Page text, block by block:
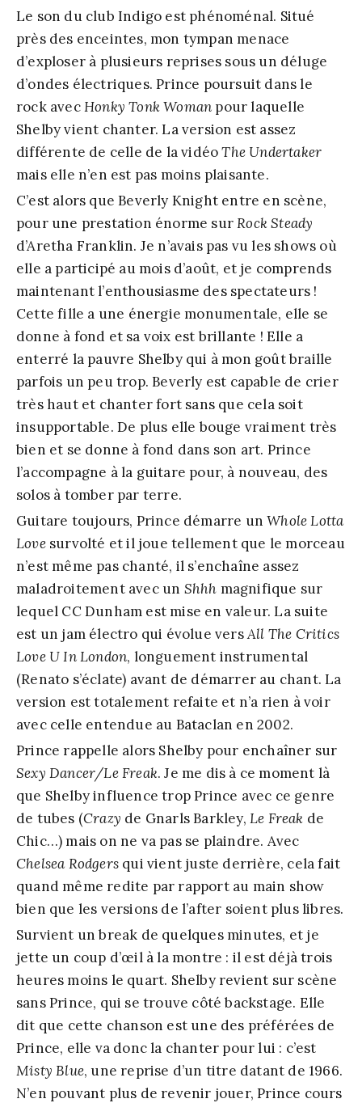
Le son du club Indigo est phénoménal. Situé
près des enceintes, mon tympan menace
d’exploser à plusieurs reprises sous un déluge
d’ondes électriques. Prince poursuit dans le
rock avecHonky Tonk Woman pour laquelle
Shelby vient chanter. La version est assez
différente de celle de la vidéoThe Undertaker
mais elle n’en est pas moins plaisante.
C’est alors que Beverly Knight entre en scène,
pour une prestation énorme surRock Steady
d’Aretha Franklin. Je n’avais pas vu les shows où
elle a participé au mois d’août, et je comprends
maintenant l’enthousiasme des spectateurs !
Cette fille a une énergie monumentale, elle se
donne à fond et sa voix est brillante ! Elle a
enterré la pauvre Shelby qui à mon goût braille
parfois un peu trop. Beverly est capable de crier
très haut et chanter fort sans que cela soit
insupportable. De plus elle bouge vraiment très
bien et se donne à fond dans son art. Prince
l’accompagne à la guitare pour, à nouveau, des
solos à tomber par terre.
Guitare toujours, Prince démarre unWhole Lotta
Lovesurvolté et il joue tellement que le morceau
n’est même pas chanté, il s’enchaîne assez
maladroitement avec un Shhh magnifique sur
lequel CC Dunham est mise en valeur. La suite
est un jam électro qui évolue versAll The Critics
Love U In London, longuement instrumental
(Renato s’éclate) avant de démarrer au chant. La
version est totalement refaite et n’a rien à voir
avec celle entendue au Bataclan en 2002.
Prince rappelle alors Shelby pour enchaîner sur
Sexy Dancer/Le Freak. Je me dis à ce moment là
que Shelby influence trop Prince avec ce genre
de tubes (Crazy de Gnarls Barkley, Le Freak de
Chic…) mais on ne va pas se plaindre. Avec
Chelsea Rodgers qui vient juste derrière, cela fait
quand même redite par rapport au main show
bien que les versions de l’after soient plus libres.
Survient un break de quelques minutes, et je
jette un coup d’œil à la montre : il est déjà trois
heures moins le quart. Shelby revient sur scène
sans Prince, qui se trouve côté backstage. Elle
dit que cette chanson est une des préférées de
Prince, elle va donc la chanter pour lui : c’est
Misty Blue, une reprise d’un titre datant de 1966.
N’en pouvant plus de revenir jouer, Prince cours